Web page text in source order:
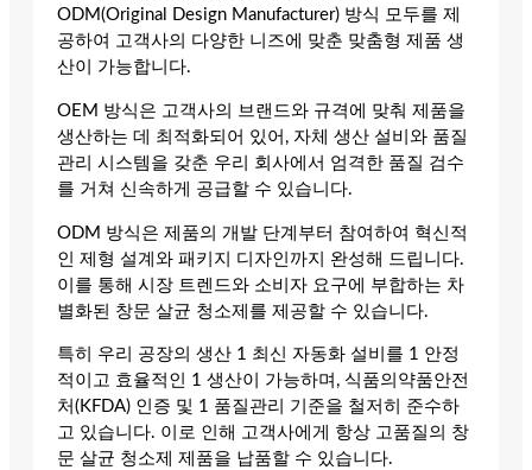
ODM(Original Design Manufacturer) 방식 모두를 제
공하여 고객사의 다양한 니즈에 맞춘 맞춤형 제품 생
산이 가능합니다.
OEM 방식은 고객사의 브랜드와 규격에 맞춰 제품을
생산하는 데 최적화되어 있어, 자체 생산 설비와 품질
관리 시스템을 갖춘 우리 회사에서 엄격한 품질 검수
를 거쳐 신속하게 공급할 수 있습니다.
ODM 방식은 제품의 개발 단계부터 참여하여 혁신적
인 제형 설계와 패키지 디자인까지 완성해 드립니다.
이를 통해 시장 트렌드와 소비자 요구에 부합하는 차
별화된 창문 살균 청소제를 제공할 수 있습니다.
특히 우리 공장의 생산 1 최신 자동화 설비를 1 안정
적이고 효율적인 1 생산이 가능하며, 식품의약품안전
처(KFDA) 인증 및 1 품질관리 기준을 철저히 준수하
고 있습니다. 이로 인해 고객사에게 항상 고품질의 창
문 살균 청소제 제품을 납품할 수 있습니다.